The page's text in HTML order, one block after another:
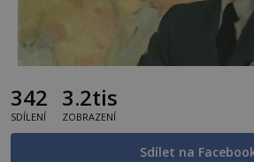
342
SDÍLENÍ
3.2tis
ZOBRAZENÍ
Sdílet na